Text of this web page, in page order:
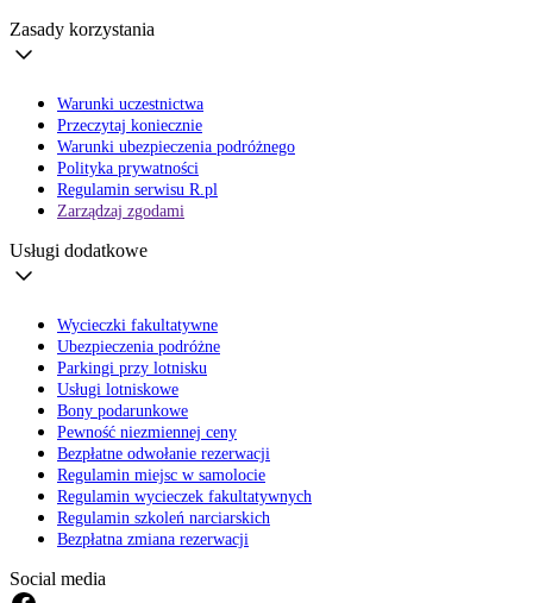
Zasady korzystania
Warunki uczestnictwa
Przeczytaj koniecznie
Warunki ubezpieczenia podróżnego
Polityka prywatności
Regulamin serwisu R.pl
Zarządzaj zgodami
Usługi dodatkowe
Wycieczki fakultatywne
Ubezpieczenia podróżne
Parkingi przy lotnisku
Usługi lotniskowe
Bony podarunkowe
Pewność niezmiennej ceny
Bezpłatne odwołanie rezerwacji
Regulamin miejsc w samolocie
Regulamin wycieczek fakultatywnych
Regulamin szkoleń narciarskich
Bezpłatna zmiana rezerwacji
Social media